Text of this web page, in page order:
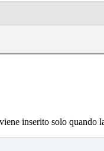
inserito solo quando